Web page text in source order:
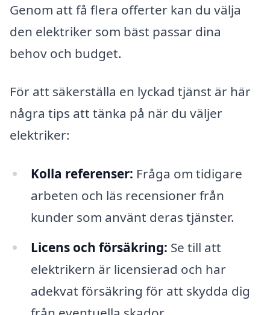
Genom att få flera offerter kan du välja
den elektriker som bäst passar dina
behov och budget.
För att säkerställa en lyckad tjänst är här
några tips att tänka på när du väljer
elektriker:
Kolla referenser: Fråga om tidigare
arbeten och läs recensioner från
kunder som använt deras tjänster.
Licens och försäkring: Se till att
elektrikern är licensierad och har
adekvat försäkring för att skydda dig